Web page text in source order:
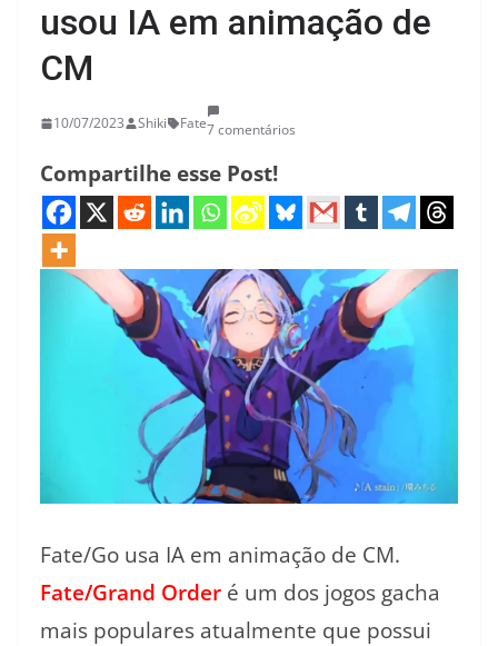
usou IA em animação de
CM
10/07/2023 Shiki Fate7 comentários
Compartilhe esse Post!
Fate/Go usa IA em animação de CM.
Fate/Grand Order é um dos jogos gacha
mais populares atualmente que possui